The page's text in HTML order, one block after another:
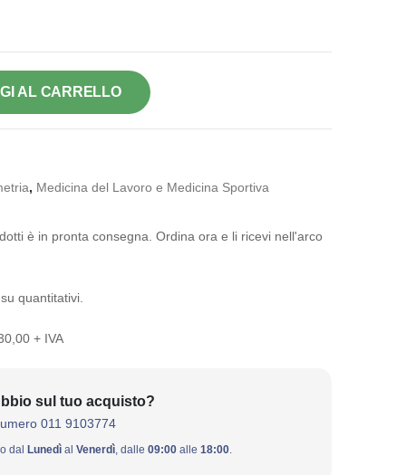
AL CARRELLO
, Medicina del Lavoro e Medicina Sportiva
è in pronta consegna. Ordina ora e li ricevi nell'arco
quantitativi.
+ IVA
sul tuo acquisto?
011 9103774
dal Lunedìal Venerdì, dalle 09:00alle 18:00.